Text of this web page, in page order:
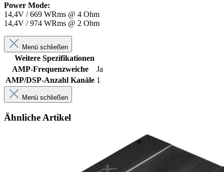
Power Mode:
14,4V / 669 WRms @ 4 Ohm
14,4V / 974 WRms @ 2 Ohm
Menü schließen
Weitere Spezifikationen
AMP-Frequenzweiche
Ja
AMP/DSP-Anzahl Kanäle 1
Menü schließen
Ähnliche Artikel